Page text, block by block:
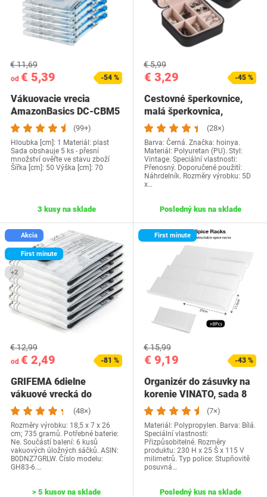
od € 5,39
€ 11,69
-54 %
Vákuovacie vrecia
AmazonBasics DC-CBM5
(99+)
Hloubka [cm]: 1 Materiál: plast
Sada obshauje 5 ks - přesní
množství ověřte ve stavu zboží
Šířka [cm]: 50 Výška [cm]: 70
3 kusy na sklade
€ 3,29
€ 5,99
-45 %
Cestovné šperkovnice,
malá šperkovnica,
prenosné úložisko…
(28×)
Barva: Černá. Značka: hoinya.
Materiál: Polyuretan (PU). Styl:
Vintage. Speciální vlastnosti:
Přenosný. Doporučené použití:
Náhrdelník. Rozměry výrobku: 5D
x…
Posledný kus na sklade
Akcia
First minute
+2
od € 2,49
€ 12,99
-81 %
GRIFEMA 6dielne
vákuové vrecká do
uloženia (80x60 cm) -…
(48×)
Rozměry výrobku: 18,5 x 7 x 26
cm; 735 gramů. Potřebné baterie:
Ne. Součástí balení: 6 kusů
vakuových úložných sáčků. ASIN:
B0DNZ7GRLW. Číslo modelu:
GH83-6.…
> 5 kusov na sklade
First minute
€ 9,19
€ 15,99
-43 %
Organizér do zásuvky na
korenie VINATO, sada 8
kusov,…
(7×)
Materiál: Polypropylen. Barva: Bílá.
Speciální vlastnosti:
Přizpůsobitelné. Rozměry
produktu: 230 H x 25 Š x 115 V
milimetrů. Typ police: Stupňovitě
posuvná…
Posledný kus na sklade